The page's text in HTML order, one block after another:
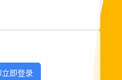
立即登录